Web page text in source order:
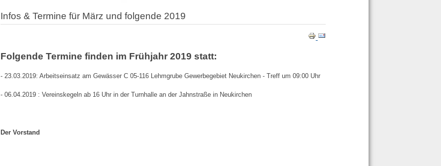
Infos & Termine für März und folgende 2019
Folgende Termine finden im Frühjahr 2019 statt:
- 23.03.2019: Arbeitseinsatz am Gewässer C 05-116 Lehmgrube Gewerbegebiet Neukirchen - Treff um 09:00 Uhr
- 06.04.2019 : Vereinskegeln ab 16 Uhr in der Turnhalle an der Jahnstraße in Neukirchen
Der Vorstand